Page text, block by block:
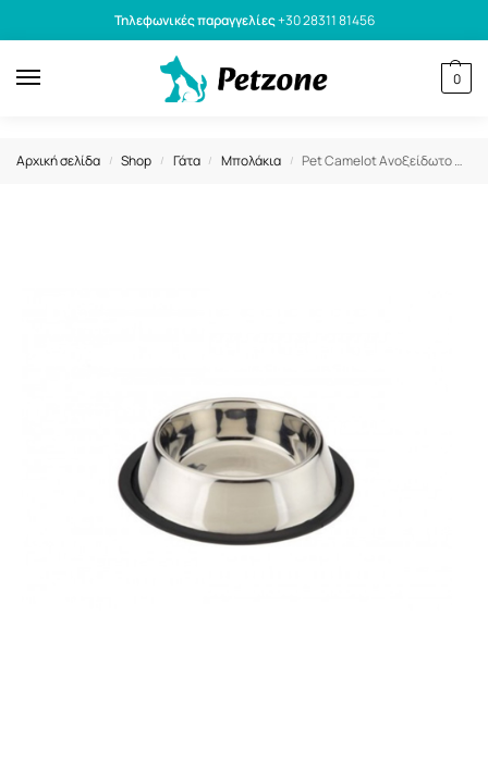
Τηλεφωνικές παραγγελίες+30 28311 81456
0
Αρχική σελίδα / Shop / Γάτα / Μπολάκια / Pet Camelot Ανοξείδωτο Μπολ Με Αντιολισθητική Βάση 250ml